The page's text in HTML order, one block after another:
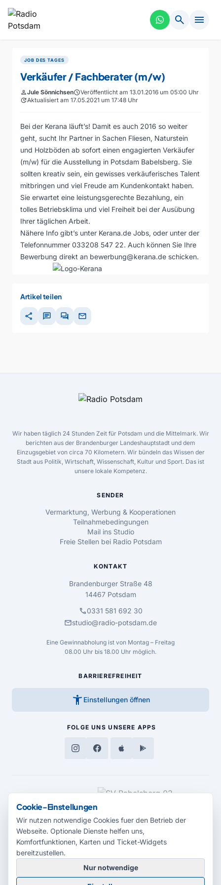
search menu
JOB DES TAGES
Verkäufer / Fachberater (m/w)
personJule SönnichsenscheduleVeröffentlicht am 13.01.2016 um 05:00 Uhr
updateAktualisiert am 17.05.2021 um 17:48 Uhr
Bei der Kerana läuft’s! Damit es auch 2016 so weiter
geht, sucht Ihr Partner in Sachen Fliesen, Naturstein
und Holzböden ab sofort einen engagierten Verkäufer
(m/w) für die Ausstellung in Potsdam Babelsberg. Sie
sollten kreativ sein, ein gewisses verkäuferisches Talent
mitbringen und viel Freude am Kundenkontakt haben.
Sie erwartet eine leistungsgerechte Bezahlung, ein
tolles Betriebsklima und viel Freiheit bei der Ausübung
Ihrer täglichen Arbeit.
Nähere Info gibt’s unter Kerana.de Jobs, oder unter der
Telefonnummer 033208 547 22. Auch können Sie Ihre
Bewerbung direkt an bewerbung@kerana.de schicken.
Artikel teilen
share chat forum mail
Wir haben täglich 24 Stunden Zeit für Potsdam und die Mittelmark. Wir
berichten aus der Brandenburger Landeshauptstadt und dem
Einzugsgebiet von circa 70 Kilometern. Wir bündeln das Wissen der
Stadt aus Politik, Wirtschaft, Wissenschaft, Kultur und Sport. Das ist
unsere lokale Kompetenz.
SENDER
Vermarktung, Werbung & Kooperationen
Teilnahmebedingungen
Mail ins Studio
Freie Stellen bei Radio Potsdam
KONTAKT
Brandenburger Straße 48
14467 Potsdam
call0331 581 692 30
mailstudio@radio-potsdam.de
Eine Gewinnabholung ist von Montag – Freitag
08.00 Uhr bis 18.00 Uhr möglich.
BARRIEREFREIHEIT
accessibility_new Einstellungen öffnen
FOLGE UNS UNSERE APPS
MEDIENPARTNER
© 2026 Radio Potsdam. Webseite entwickelt durch dieMedienagentur
Cookie-Einstellungen
Wir nutzen notwendige Cookies fuer den Betrieb der
Webseite. Optionale Dienste helfen uns,
Komfortfunktionen, Karten und Ticket-Widgets
bereitzustellen.
Nur notwendige